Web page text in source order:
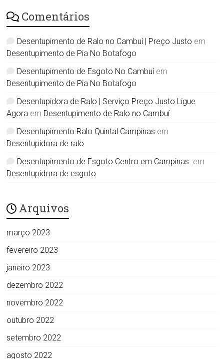
Comentários
Desentupimento de Ralo no Cambuí | Preço Justo em
Desentupimento de Pia No Botafogo
Desentupimento de Esgoto No Cambuíem
Desentupimento de Pia No Botafogo
Desentupidora de Ralo | Serviço Preço Justo Ligue
Agora em Desentupimento de Ralo no Cambuí
Desentupimento Ralo Quintal Campinas em
Desentupidora de ralo
Desentupimento de Esgoto Centro em Campinas em
Desentupidora de esgoto
Arquivos
março 2023
fevereiro 2023
janeiro 2023
dezembro 2022
novembro 2022
outubro 2022
setembro 2022
agosto 2022